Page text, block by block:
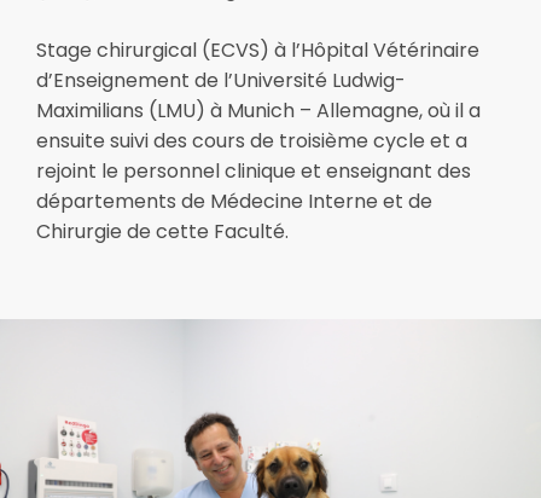
Stage chirurgical (ECVS) à l’Hôpital Vétérinaire
d’Enseignement de l’Université Ludwig-
Maximilians (LMU) à Munich – Allemagne, où il a
ensuite suivi des cours de troisième cycle et a
rejoint le personnel clinique et enseignant des
départements de Médecine Interne et de
Chirurgie de cette Faculté.